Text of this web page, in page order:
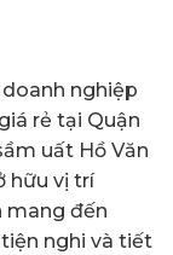
nghiệp
rẻ tại Quận
uất Hồ Văn
hữu vị trí
mang đến
nghi và tiết